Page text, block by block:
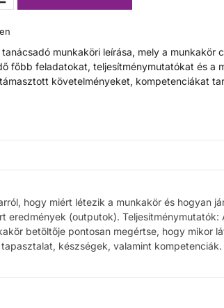
munkaköri leírása, mely a munkakör
főbb feladatokat, teljesítménymutatókat és a
követelményeket, kompetenciákat
hogy miért létezik a munkakör és hogyan
eredmények (outputok). Teljesítménymutatók:
betöltője pontosan megértse, hogy mikor
készségek, valamint kompetenciák.